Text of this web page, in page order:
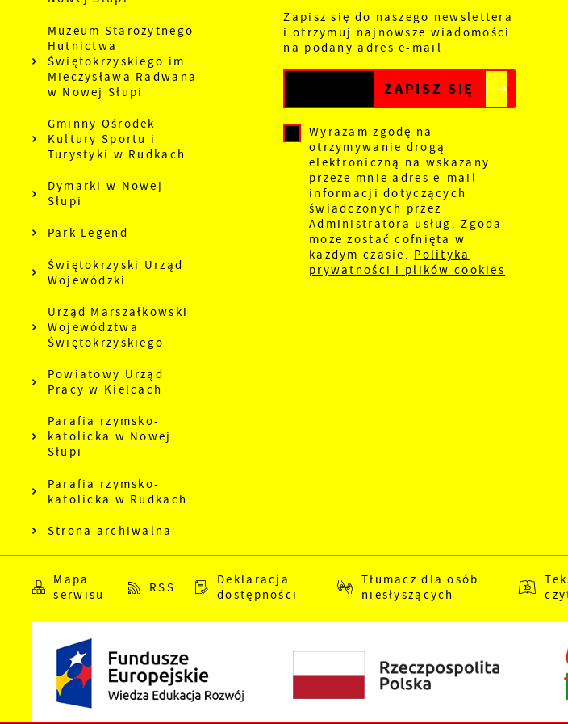
Muzeum Starożytnego
Hutnictwa
Świętokrzyskiego im.
Mieczysława Radwana
w Nowej Słupi
Gminny Ośrodek
Kultury Sportu i
Turystyki w Rudkach
Dymarki w Nowej
Słupi
Park Legend
Świętokrzyski Urząd
Wojewódzki
Urząd Marszałkowski
Województwa
Świętokrzyskiego
Powiatowy Urząd
Pracy w Kielcach
Parafia rzymsko-
katolicka w Nowej
Słupi
Parafia rzymsko-
katolicka w Rudkach
Strona archiwalna
Zapisz się do naszego newslettera
i otrzymuj najnowsze wiadomości
na podany adres e-mail
Wyrażam zgodę na
otrzymywanie drogą
elektroniczną na wskazany
przeze mnie adres e-mail
informacji dotyczących
świadczonych przez
Administratora usług. Zgoda
może zostać cofnięta w
każdym czasie. Polityka
prywatności i plików cookies
Mapa
serwisu
RSS
Deklaracja
dostępności
Tłumacz dla osób
niesłyszących